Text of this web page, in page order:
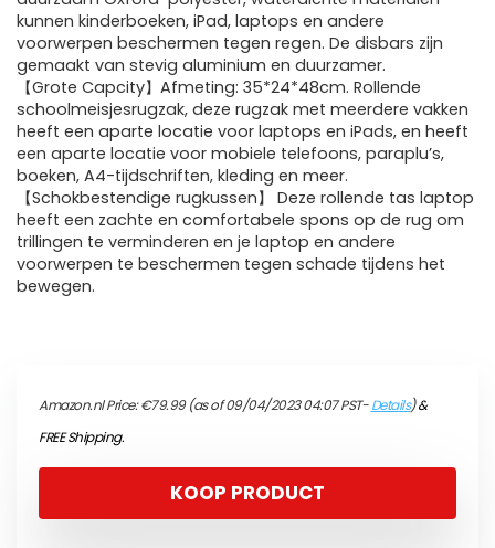
kunnen kinderboeken, iPad, laptops en andere
voorwerpen beschermen tegen regen. De disbars zijn
gemaakt van stevig aluminium en duurzamer.
【Grote Capcity】Afmeting: 35*24*48cm. Rollende
schoolmeisjesrugzak, deze rugzak met meerdere vakken
heeft een aparte locatie voor laptops en iPads, en heeft
een aparte locatie voor mobiele telefoons, paraplu’s,
boeken, A4-tijdschriften, kleding en meer.
【Schokbestendige rugkussen】 Deze rollende tas laptop
heeft een zachte en comfortabele spons op de rug om
trillingen te verminderen en je laptop en andere
voorwerpen te beschermen tegen schade tijdens het
bewegen.
Amazon.nl Price:€79.99(as of 09/04/2023 04:07 PST-Details)&
FREE Shipping.
KOOP PRODUCT